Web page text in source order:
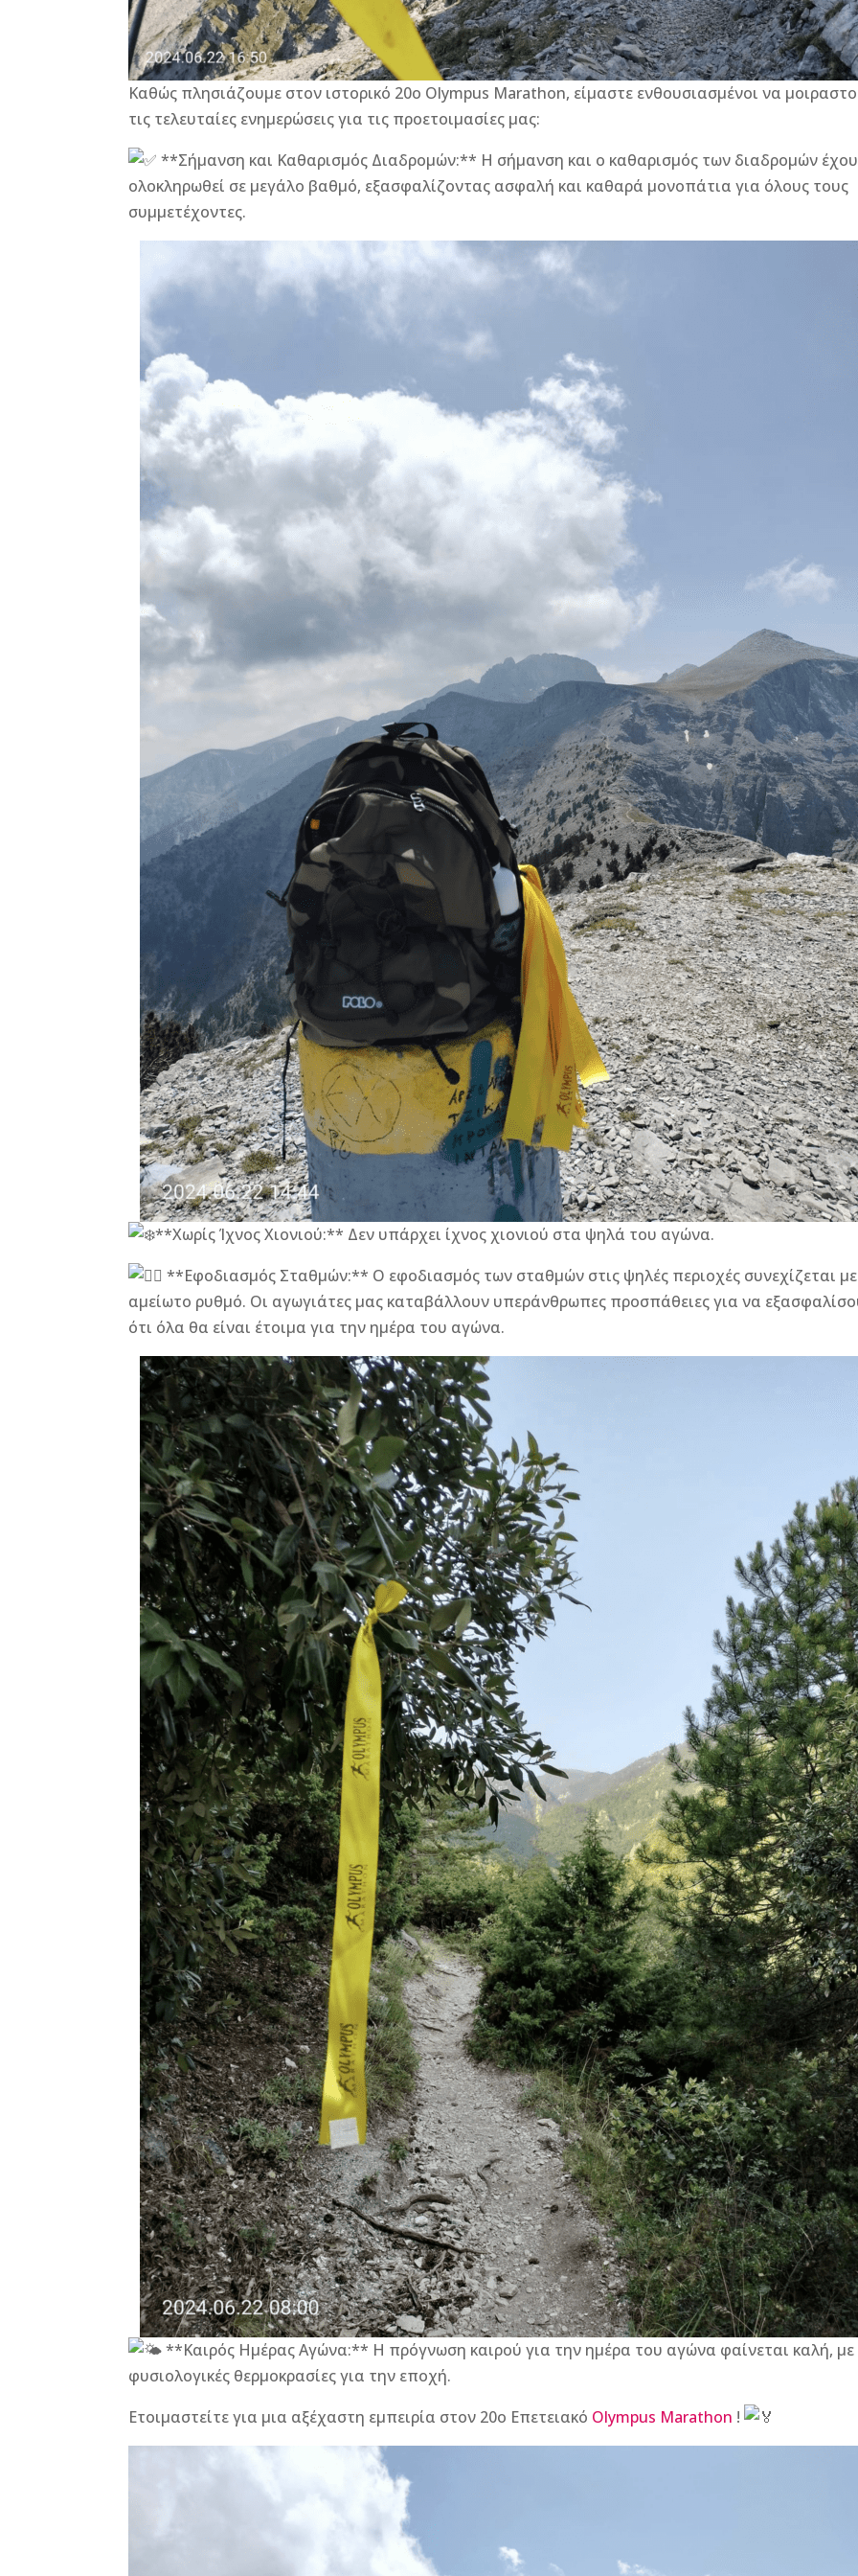
Καθώς πλησιάζουμε στον ιστορικό 20ο Olympus Marathon, είμαστε ενθουσιασμένοι να
τις τελευταίες ενημερώσεις για τις προετοιμασίες μας:
**Σήμανση και Καθαρισμός Διαδρομών:** Η σήμανση και ο καθαρισμός των διαδρομών
ολοκληρωθεί σε μεγάλο βαθμό, εξασφαλίζοντας ασφαλή και καθαρά μονοπάτια για όλους τους
συμμετέχοντες.
**Χωρίς Ίχνος Χιονιού:** Δεν υπάρχει ίχνος χιονιού στα ψηλά του αγώνα.
**Εφοδιασμός Σταθμών:** Ο εφοδιασμός των σταθμών στις ψηλές περιοχές συνεχίζεται με
αμείωτο ρυθμό. Οι αγωγιάτες μας καταβάλλουν υπεράνθρωπες προσπάθειες για να
ότι όλα θα είναι έτοιμα για την ημέρα του αγώνα.
**Καιρός Ημέρας Αγώνα:** Η πρόγνωση καιρού για την ημέρα του αγώνα φαίνεται καλή, με
φυσιολογικές θερμοκρασίες για την εποχή.
Ετοιμαστείτε για μια αξέχαστη εμπειρία στον 20ο Επετειακό Olympus Marathon !